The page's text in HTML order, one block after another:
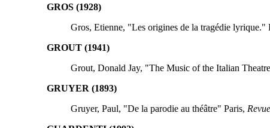
GROS (1928)
Gros, Etienne, "Les origines de la tragédie lyrique."
GROUT (1941)
Grout, Donald Jay, "The Music of the Italian
GRUYER (1893)
Gruyer, Paul, "De la parodie au théâtre" Paris,